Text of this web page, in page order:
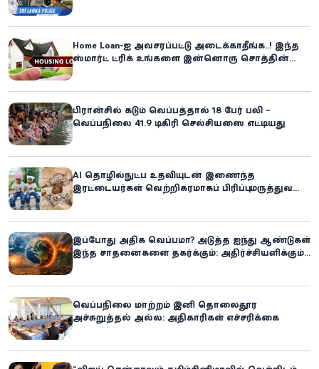
Home Loan-ஐ அவசரப்பட்டு அடைக்காதீங்க..! இந்த
ஸ்மார்ட் ட்ரிக் உங்களை இன்னொரு சொத்தின்
பிரான்சில் கடும் வெப்பத்தால் 18 பேர் பலி –
வெப்பநிலை 41.9 டிகிரி செல்சியஸை எட்டியது
AI தொழில்நுட்ப உதவியுடன் இணைந்த
இரட்டையர்கள் வெற்றிகரமாகப் பிரிப்பு: மருத்துவ
இப்போது அதிக வெப்பமா? அடுத்த ஐந்து ஆண்டுகள்
இந்த சாதனைகளை தகர்க்கும்: அதிர்ச்சியளிக்கும்
வெப்பநிலை மாற்றம் இனி தொலைதூர
அச்சுறுத்தல் அல்ல: அதிகாரிகள் எச்சரிக்கை